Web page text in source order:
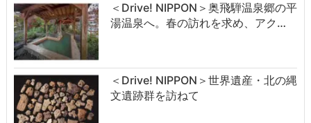
＜Drive! NIPPON＞奥飛騨温泉郷の平
湯温泉へ。春の訪れを求め、アク…
＜Drive! NIPPON＞世界遺産・北の縄
文遺跡群を訪ねて